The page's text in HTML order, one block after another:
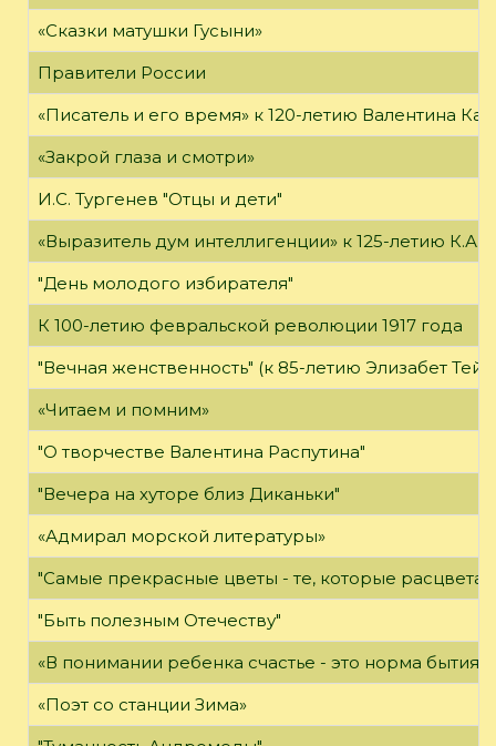
«Сказки матушки Гусыни»
Правители России
«Писатель и его время» к 120-летию Валентина
«Закрой глаза и смотри»
И.С. Тургенев "Отцы и дети"
«Выразитель дум интеллигенции» к 125-летию К.А.
"День молодого избирателя"
К 100-летию февральской революции 1917 года
"Вечная женственность" (к 85-летию Элизабет
«Читаем и помним»
"О творчестве Валентина Распутина"
"Вечера на хуторе близ Диканьки"
«Адмирал морской литературы»
"Самые прекрасные цветы - те, которые
"Быть полезным Отечеству"
«В понимании ребенка счастье - это норма бытия»
«Поэт со станции Зима»